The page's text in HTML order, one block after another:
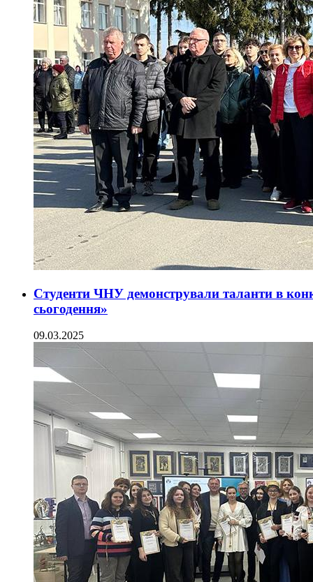
Студенти ЧНУ демонстрували таланти в
сьогодення»
09.03.2025